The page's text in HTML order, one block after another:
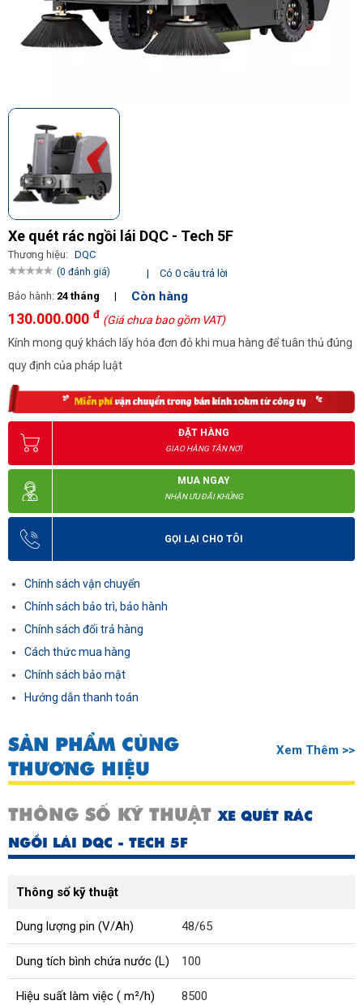
Xe quét rác ngồi lái DQC - Tech 5F
Thương hiệu: DQC
(0 đánh giá) |
Có 0 câu trả lời
Bảo hành: 24 tháng | Còn hàng
130.000.000 đ (Giá chưa bao gồm VAT)
Kính mong quý khách lấy hóa đơn đỏ khi mua hàng để tuân thủ đúng
quy định của pháp luật
ĐẶT HÀNG
GIAO HÀNG TẬN NƠI
MUA NGAY
NHẬN ƯU ĐÃI KHỦNG
GỌI LẠI CHO TÔI
Chính sách vận chuyển
Chính sách bảo trì, bảo hành
Chính sách đổi trả hàng
Cách thức mua hàng
Chính sách bảo mật
Hướng dẫn thanh toán
SẢN PHẨM CÙNG
THƯƠNG HIỆU
Xem Thêm >>
THÔNG SỐ KỸ THUẬTXE QUÉT RÁC
NGỒI LÁI DQC - TECH 5F
Thông số kỹ thuật
Dung lượng pin (V/Ah) 48/65
Dung tích bình chứa nước (L) 100
Hiệu suất làm việc ( m²/h) 8500